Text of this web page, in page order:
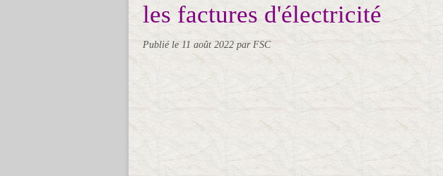
les factures d'électricité
Publié le 11 août 2022 par FSC